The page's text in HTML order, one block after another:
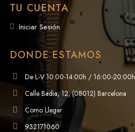
TU CUENTA
Iniciar Sesión
DONDE ESTAMOS
De L-V 10:00-14:00h / 16:00-20:00h
Calle Badia, 12, (08012) Barcelona
Como Llegar
932171060